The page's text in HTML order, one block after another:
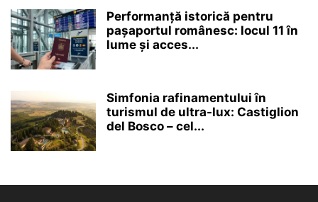
Performanță istorică pentru
pașaportul românesc: locul 11 în
lume și acces...
Simfonia rafinamentului în
turismul de ultra-lux: Castiglion
del Bosco – cel...